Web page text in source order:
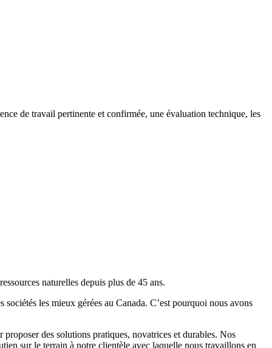
de travail pertinente et confirmée, une évaluation technique, les
naturelles depuis plus de 45 ans.
sociétés les mieux gérées au Canada. C’est pourquoi nous avons
des solutions pratiques, novatrices et durables. Nos
sur le terrain à notre clientèle avec laquelle nous travaillons en